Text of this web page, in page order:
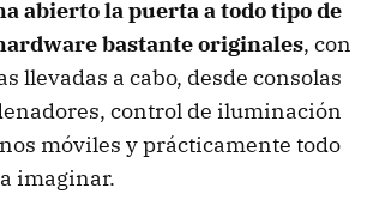
abierto la puerta a todo tipo de
bastante originales, con
llevadas a cabo, desde consolas
control de iluminación
móviles y prácticamente todo
imaginar.